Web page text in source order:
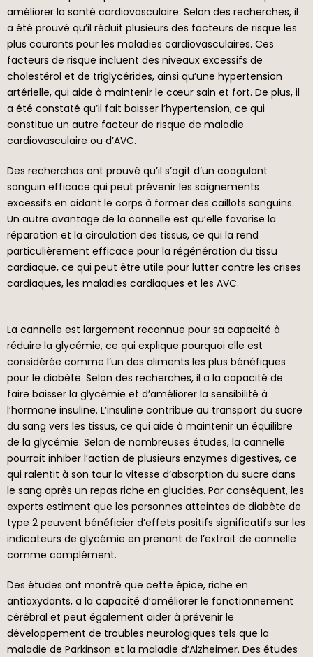
améliorer la santé cardiovasculaire. Selon des recherches, il
a été prouvé qu’il réduit plusieurs des facteurs de risque les
plus courants pour les maladies cardiovasculaires. Ces
facteurs de risque incluent des niveaux excessifs de
cholestérol et de triglycérides, ainsi qu’une hypertension
artérielle, qui aide à maintenir le cœur sain et fort. De plus, il
a été constaté qu’il fait baisser l’hypertension, ce qui
constitue un autre facteur de risque de maladie
cardiovasculaire ou d’AVC.
Des recherches ont prouvé qu’il s’agit d’un coagulant
sanguin efficace qui peut prévenir les saignements
excessifs en aidant le corps à former des caillots sanguins.
Un autre avantage de la cannelle est qu’elle favorise la
réparation et la circulation des tissus, ce qui la rend
particulièrement efficace pour la régénération du tissu
cardiaque, ce qui peut être utile pour lutter contre les crises
cardiaques, les maladies cardiaques et les AVC.
La cannelle est largement reconnue pour sa capacité à
réduire la glycémie, ce qui explique pourquoi elle est
considérée comme l’un des aliments les plus bénéfiques
pour le diabète. Selon des recherches, il a la capacité de
faire baisser la glycémie et d’améliorer la sensibilité à
l’hormone insuline. L’insuline contribue au transport du sucre
du sang vers les tissus, ce qui aide à maintenir un équilibre
de la glycémie. Selon de nombreuses études, la cannelle
pourrait inhiber l’action de plusieurs enzymes digestives, ce
qui ralentit à son tour la vitesse d’absorption du sucre dans
le sang après un repas riche en glucides. Par conséquent, les
experts estiment que les personnes atteintes de diabète de
type 2 peuvent bénéficier d’effets positifs significatifs sur les
indicateurs de glycémie en prenant de l’extrait de cannelle
comme complément.
Des études ont montré que cette épice, riche en
antioxydants, a la capacité d’améliorer le fonctionnement
cérébral et peut également aider à prévenir le
développement de troubles neurologiques tels que la
maladie de Parkinson et la maladie d’Alzheimer. Des études